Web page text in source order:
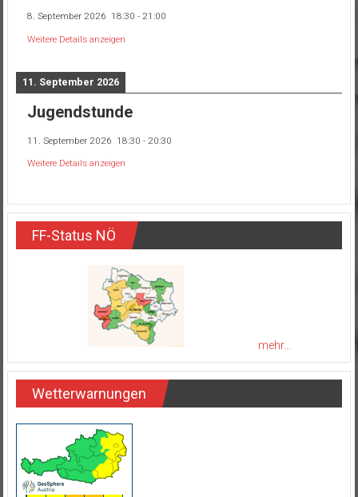
8. September 2026 18:30 - 21:00
Weitere Details anzeigen
11. September 2026
Jugendstunde
11. September 2026 18:30 - 20:30
Weitere Details anzeigen
FF-Status NÖ
mehr...
Wetterwarnungen